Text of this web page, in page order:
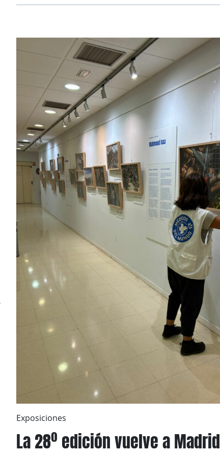
Exposiciones
La 28º edición vuelve a Madrid